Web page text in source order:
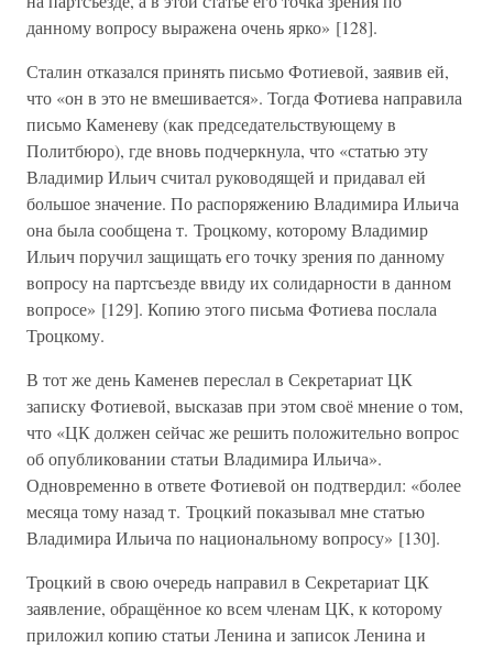
данному вопросу выражена очень ярко» [128].
Сталин отказался принять письмо Фотиевой, заявив ей,
что «он в это не вмешивается». Тогда Фотиева направила
письмо Каменеву (как председательствующему в
Политбюро), где вновь подчеркнула, что «статью эту
Владимир Ильич считал руководящей и придавал ей
большое значение. По распоряжению Владимира Ильича
она была сообщена т. Троцкому, которому Владимир
Ильич поручил защищать его точку зрения по данному
вопросу на партсъезде ввиду их солидарности в данном
вопросе» [129]. Копию этого письма Фотиева послала
Троцкому.
В тот же день Каменев переслал в Секретариат ЦК
записку Фотиевой, высказав при этом своё мнение о том,
что «ЦК должен сейчас же решить положительно вопрос
об опубликовании статьи Владимира Ильича».
Одновременно в ответе Фотиевой он подтвердил: «более
месяца тому назад т. Троцкий показывал мне статью
Владимира Ильича по национальному вопросу» [130].
Троцкий в свою очередь направил в Секретариат ЦК
заявление, обращённое ко всем членам ЦК, к которому
приложил копию статьи Ленина и записок Ленина и